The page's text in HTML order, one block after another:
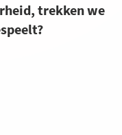
trekken we